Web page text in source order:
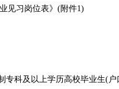
见习岗位表》(附件1)
科及以上学历高校毕业生(户